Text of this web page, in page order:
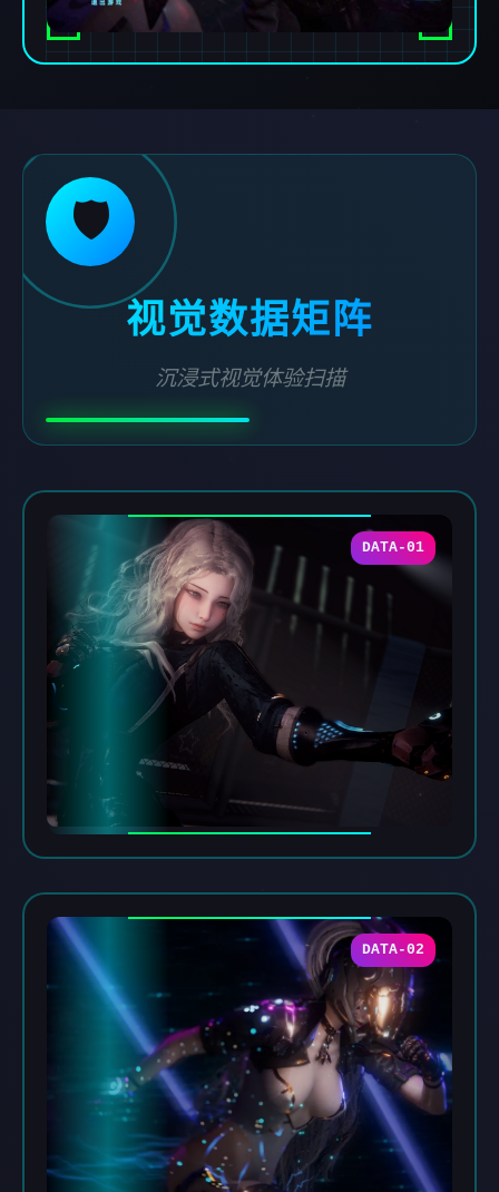
🛡️
视觉数据矩阵
沉浸式视觉体验扫描
DATA-01
DATA-02